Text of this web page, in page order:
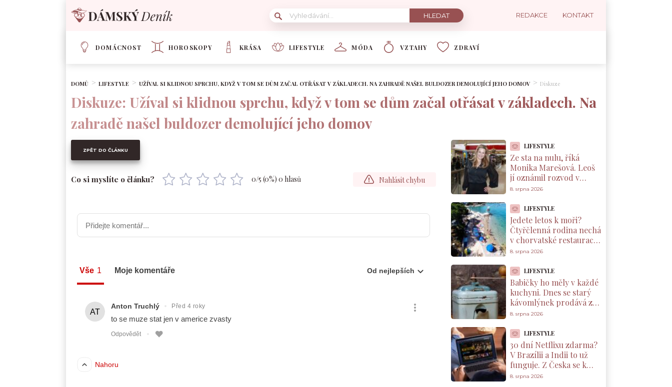
REDAKCE KONTAKT
DOMÁCNOST HOROSKOPY KRÁSA LIFESTYLE MÓDA VZTAHY ZDRAVÍ
DOMŮ LIFESTYLE UŽÍVAL SI KLIDNOU SPRCHU, KDYŽ V TOM SE DŮM ZAČAL OTŘÁSAT V ZÁKLADECH. NA ZAHRADĚ NAŠEL BULDOZER DEMOLUJÍCÍ JEHO DOMOV Diskuze
Diskuze: Užíval si klidnou sprchu, když v tom se dům začal otřásat v základech. Na
zahradě našel buldozer demolující jeho domov
ZPĚT DO ČLÁNKU
Co si myslíte o článku? 0/5 (0%) 0 hlasů Nahlásit chybu
LIFESTYLE
Ze sta na nulu, říká
Monika Marešová. Leoš
jí oznámil rozvod v
těhotenství, pak podle
milence
8. srpna 2026
LIFESTYLE
Jedete letos k moři?
Čtyřčlenná rodina nechá
v chorvatské restauraci
přes 2 000 Kč za jednu
8. srpna 2026
LIFESTYLE
Babičky ho měly v každé
kuchyni. Dnes se starý
kávomlýnek prodává za
tisíce korun, ale jen pod
8. srpna 2026
LIFESTYLE
30 dní Netflixu zdarma?
V Brazílii a Indii to už
funguje. Z Česka se k
nabídce dostanete taky
8. srpna 2026